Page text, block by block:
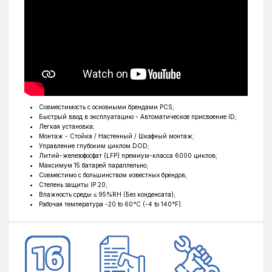
Совместимость с основными брендами PCS;
Быстрый ввод в эксплуатацию - Автоматическое присвоение ID;
Легкая установка;
Монтаж - Стойка / Настенный / Шкафный монтаж;
Управление глубоким циклом DOD;
Литий-железофосфат (LFP) премиум-класса 6000 циклов;
Максимум 15 батарей параллельно;
Совместимо с большинством известных брендов;
Степень защиты IP 20;
Влажность среды ≤ 95%RH (Без конденсата);
Рабочая температура -20 to 60°C (-4 to 140°F).